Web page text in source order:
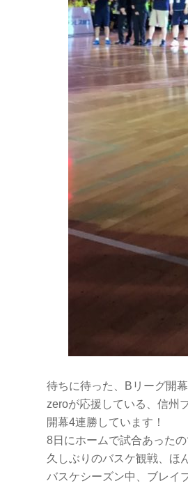
待ちに待った、Bリーグ開幕
zeroが応援している、信州
開幕4連勝しています！
8日にホームで試合あった
久しぶりのバスケ観戦、ほ
バスケシーズン中、ブレイ